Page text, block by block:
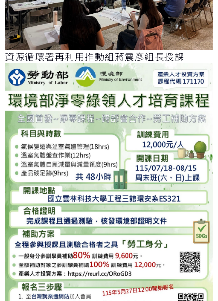
資源循環署再利用推動組蔣震彥組長授課